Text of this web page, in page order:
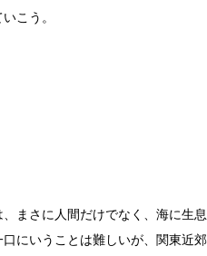
こう。
まさに人間だけでなく、海に生
にいうことは難しいが、関東近